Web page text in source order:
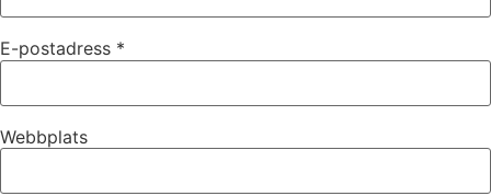
E-postadress *
Webbplats